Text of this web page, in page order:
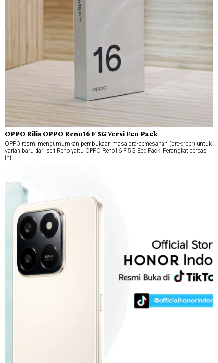
OPPO Rilis OPPO Reno16 F 5G Versi Eco Pack
OPPO resmi mengumumkan pembukaan masa pra-pemesanan (pre-order) untuk
varian baru dari seri Reno yaitu OPPO Reno16 F 5G Eco Pack. Perangkat cerdas
ini